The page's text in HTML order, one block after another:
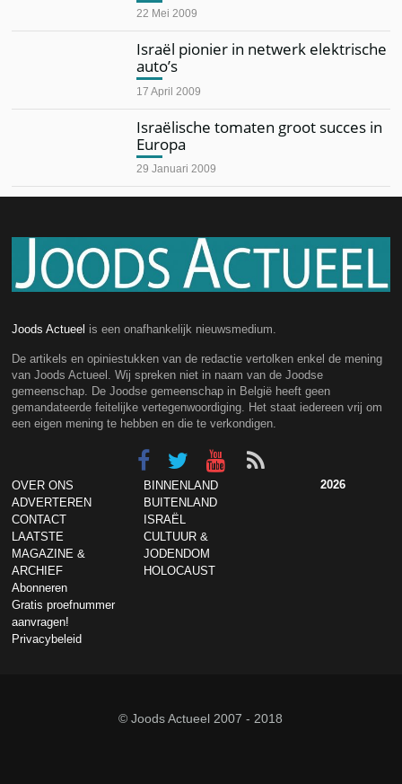
22 Mei 2009
Israël pionier in netwerk elektrische
auto’s
17 April 2009
Israëlische tomaten groot succes in
Europa
29 Januari 2009
Joods Actueel is een onafhankelijk nieuwsmedium.
De artikels en opiniestukken van de redactie vertolken enkel de mening
van Joods Actueel. Wij spreken niet in naam van de Joodse
gemeenschap. De Joodse gemeenschap in België heeft geen
gemandateerde feitelijke vertegenwoordiging. Het staat iedereen vrij om
een eigen mening te hebben en die te verkondigen.
OVER ONS
ADVERTEREN
CONTACT
LAATSTE
MAGAZINE &
ARCHIEF
Abonneren
Gratis proefnummer
aanvragen!
Privacybeleid
BINNENLAND
BUITENLAND
ISRAËL
CULTUUR &
JODENDOM
HOLOCAUST
2026
© Joods Actueel 2007 - 2018